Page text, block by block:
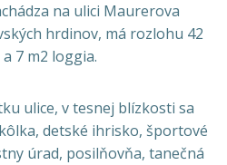
na ulici Maurerova
hrdinov, má rozlohu 42
7 m2 loggia.
ulice, v tesnej blízkosti sa
detské ihrisko, športové
úrad, posilňovňa, tanečná